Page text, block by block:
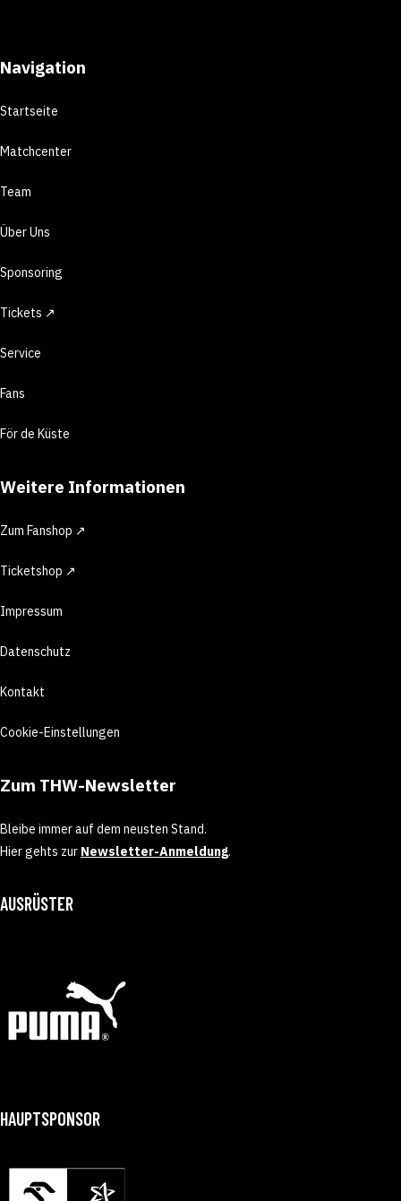
Navigation
Startseite
Matchcenter
Team
Über Uns
Sponsoring
Tickets ↗
Service
Fans
För de Küste
Weitere Informationen
Zum Fanshop ↗
Ticketshop ↗
Impressum
Datenschutz
Kontakt
Cookie-Einstellungen
Zum THW-Newsletter
Bleibe immer auf dem neusten Stand.
Hier gehts zur Newsletter-Anmeldung.
AUSRÜSTER
HAUPTSPONSOR